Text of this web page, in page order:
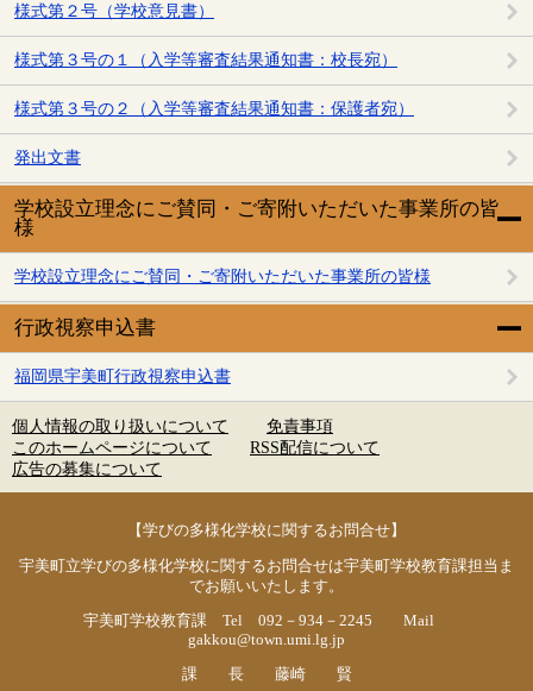
様式第２号（学校意見書）
様式第３号の１（入学等審査結果通知書：校長宛）
様式第３号の２（入学等審査結果通知書：保護者宛）
発出文書
学校設立理念にご賛同・ご寄附いただいた事業所の皆
様
学校設立理念にご賛同・ご寄附いただいた事業所の皆様
行政視察申込書
福岡県宇美町行政視察申込書
個人情報の取り扱いについて
免責事項
このホームページについて
RSS配信について
広告の募集について
【学びの多様化学校に関するお問合せ】
宇美町立学びの多様化学校に関するお問合せは宇美町学校教育課担当ま
でお願いいたします。
宇美町学校教育課 Tel 092－934－2245 Mail
gakkou@town.umi.lg.jp
課 長 藤崎 賢